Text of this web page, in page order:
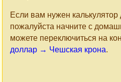
Если вам нужен калькулятор
пожалуйста начните с
можете переключиться на
доллар → Чешская крона.